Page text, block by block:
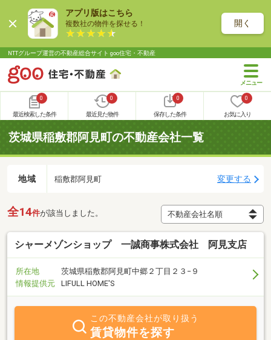
アプリ版はこちら
複数社の物件を探せる！ 開く
NTTグループ運営の不動産総合サイト goo住宅・不動産
0
最近検索した条件
0
最近見た物件
0
保存した条件
0
お気に入り
茨城県稲敷郡阿見町の不動産会社一覧
地域 稲敷郡阿見町 変更する
全14件が該当しました。
シャーメゾンショップ 一誠商事株式会社 阿見支店
所在地
茨城県稲敷郡阿見町中郷２丁目２３−９
情報提供元
LIFULL HOME'S
この不動産会社が取り扱う
賃貸物件を探す